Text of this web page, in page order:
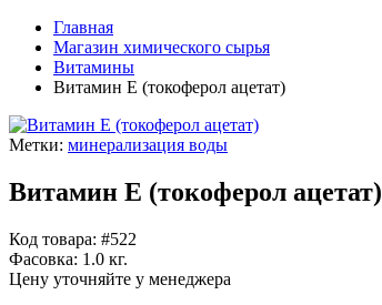
Главная
Магазин химического сырья
Витамины
Витамин E (токоферол ацетат)
Метки: минерализация воды
Витамин E (токоферол ацетат)
Код товара: #522
Фасовка: 1.0 кг.
Цену уточняйте у менеджера